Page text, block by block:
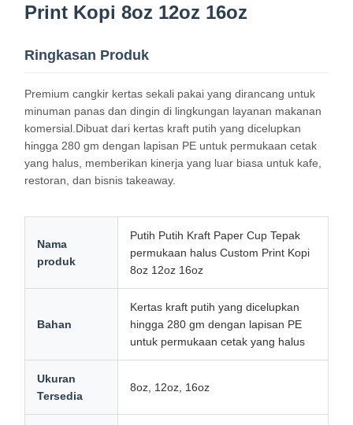
Print Kopi 8oz 12oz 16oz
Ringkasan Produk
Premium cangkir kertas sekali pakai yang dirancang untuk
minuman panas dan dingin di lingkungan layanan makanan
komersial.Dibuat dari kertas kraft putih yang dicelupkan
hingga 280 gm dengan lapisan PE untuk permukaan cetak
yang halus, memberikan kinerja yang luar biasa untuk kafe,
restoran, dan bisnis takeaway.
Nama
produk
Putih Putih Kraft Paper Cup Tepak
permukaan halus Custom Print Kopi
8oz 12oz 16oz
Bahan
Kertas kraft putih yang dicelupkan
hingga 280 gm dengan lapisan PE
untuk permukaan cetak yang halus
Ukuran
Tersedia
8oz, 12oz, 16oz